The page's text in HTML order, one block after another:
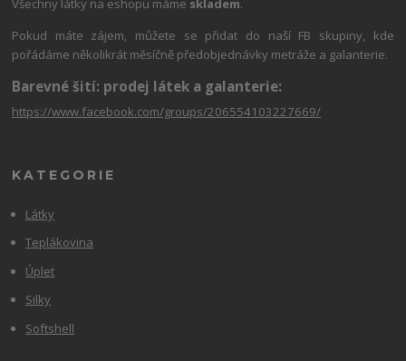
Všechny látky na eshopu máme skladem.
Pokud máte zájem, můžete se přidat do naší FB skupiny, kde
pořádáme několikrát měsíčně předobjednávky metráže a galanterie.
Barevné šití: prodej látek a galanterie:
https://www.facebook.com/groups/206554103227669/
KATEGORIE
Látky
Teplákovina
Úplet
Silky
Softshell